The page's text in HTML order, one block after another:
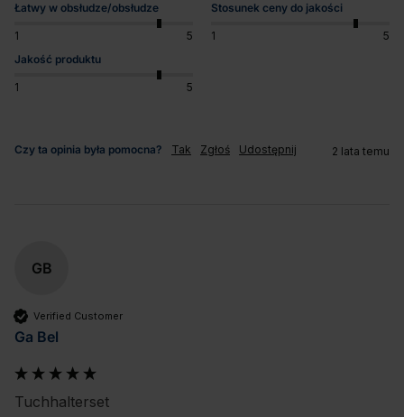
Łatwy w obsłudze/obsłudze
1 5
Stosunek ceny do jakości
1
5
Jakość produktu
1 5
Czy ta opinia była pomocna? Tak Zgłoś Udostępnij 2 lata temu
GB
Verified Customer
Ga Bel
Tuchhalterset